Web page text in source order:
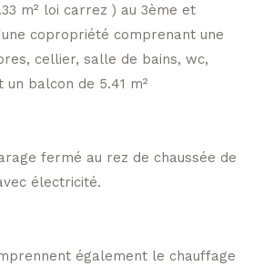
m² loi carrez ) au 3ème et
copropriété comprenant une
cellier, salle de bains, wc,
un balcon de 5.41 m²
fermé au rez de chaussée de
électricité.
également le chauffage